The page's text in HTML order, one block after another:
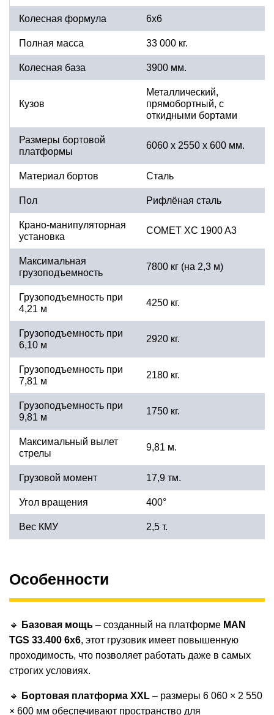
Колесная формула 6x6
Полная масса 33 000 кг.
Колесная база 3900 мм.
Кузов
Металлический,
прямобортный, с
откидными бортами
Размеры бортовой
платформы
6060 х 2550 х 600 мм.
Материал бортов Сталь
Пол Рифлёная сталь
Крано-манипуляторная
установка
COMET XC 1900 A3
Максимальная
грузоподъемность
7800 кг (на 2,3 м)
Грузоподъемность при
4,21 м
4250 кг.
Грузоподъемность при
6,10 м
2920 кг.
Грузоподъемность при
7,81 м
2180 кг.
Грузоподъемность при
9,81 м
1750 кг.
Максимальный вылет
стрелы
9,81 м.
Грузовой момент 17,9 тм.
Угол вращения 400°
Вес КМУ 2,5 т.
Особенности
🔹 Базовая мощь – созданный на платформе MAN
TGS 33.400 6x6, этот грузовик имеет повышенную
проходимость, что позволяет работать даже в самых
строгих условиях.
🔹 Бортовая платформа XXL – размеры 6 060 × 2 550
× 600 мм обеспечивают пространство для